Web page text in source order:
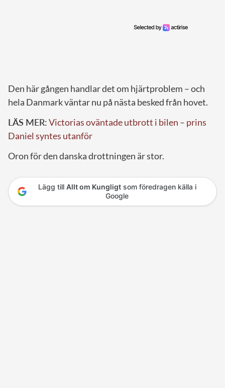
Den här gången handlar det om hjärtproblem – och
hela Danmark väntar nu på nästa besked från hovet.
LÄS MER:Victorias oväntade utbrott i bilen – prins
Daniel syntes utanför
Oron för den danska drottningen är stor.
Lägg till Allt om Kungligtsom föredragen källa i
Google